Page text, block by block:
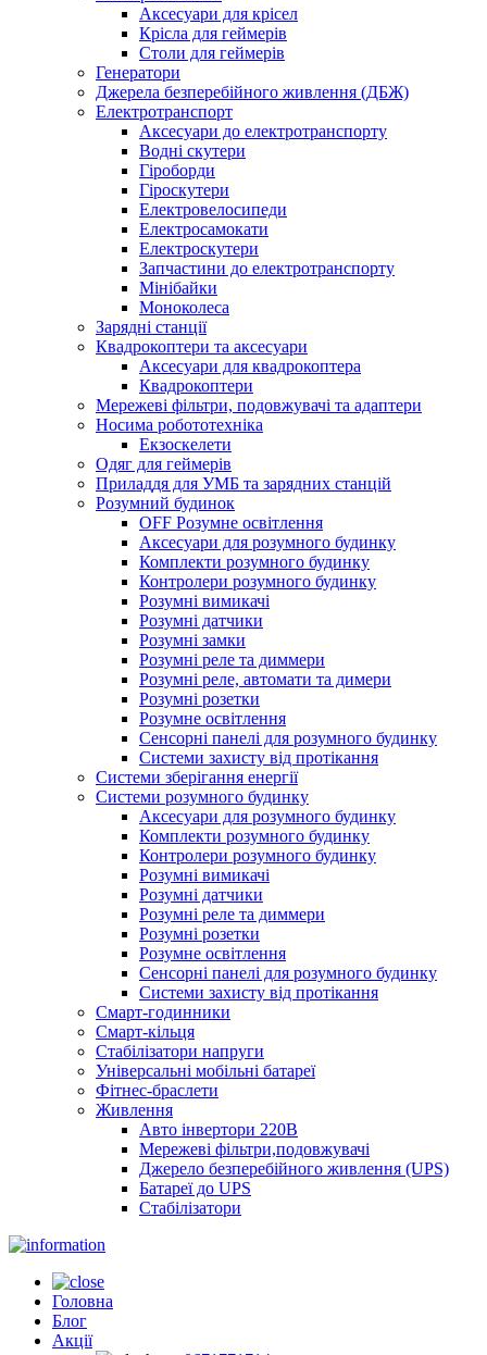
Аксесуари для крісел
Крісла для геймерів
Столи для геймерів
Генератори
Джерела безперебійного живлення (ДБЖ)
Електротранспорт
Аксесуари до електротранспорту
Водні скутери
Гіроборди
Гіроскутери
Електровелосипеди
Електросамокати
Електроскутери
Запчастини до електротранспорту
Мінібайки
Моноколеса
Зарядні станції
Квадрокоптери та аксесуари
Аксесуари для квадрокоптера
Квадрокоптери
Мережеві фільтри, подовжувачі та адаптери
Носима робототехніка
Екзоскелети
Одяг для геймерів
Приладдя для УМБ та зарядних станцій
Розумний будинок
OFF Розумне освітлення
Аксесуари для розумного будинку
Комплекти розумного будинку
Контролери розумного будинку
Розумні вимикачі
Розумні датчики
Розумні замки
Розумні реле та диммери
Розумні реле, автомати та димери
Розумні розетки
Розумне освітлення
Сенсорні панелі для розумного будинку
Системи захисту від протікання
Системи зберігання енергії
Системи розумного будинку
Аксесуари для розумного будинку
Комплекти розумного будинку
Контролери розумного будинку
Розумні вимикачі
Розумні датчики
Розумні реле та диммери
Розумні розетки
Розумне освітлення
Сенсорні панелі для розумного будинку
Системи захисту від протікання
Смарт-годинники
Смарт-кільця
Стабілізатори напруги
Універсальні мобільні батареї
Фітнес-браслети
Живлення
Авто інвертори 220В
Мережеві фільтри,подовжувачі
Джерело безперебійного живлення (UPS)
Батареї до UPS
Стабілізатори
Головна
Блог
Акції